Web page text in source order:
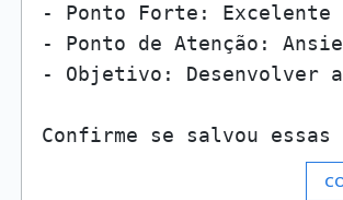
- Ponto Forte: Excelente
- Ponto de Atenção:
- Objetivo: Desenvolver